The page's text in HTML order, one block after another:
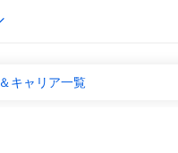
キャリア一覧